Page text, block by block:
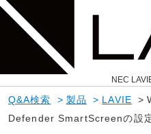
NEC
Q&A検索 > 製品 > LAVIE >
Defender SmartScreenの設